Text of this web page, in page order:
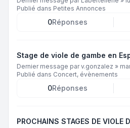
Publié dans Petites Annonces
0Réponses
Stage de viole de gambe en
Dernier message parv.gonzalez »
Publié dans Concert, évènements
0Réponses
PROCHAINS STAGES DE VIOLE